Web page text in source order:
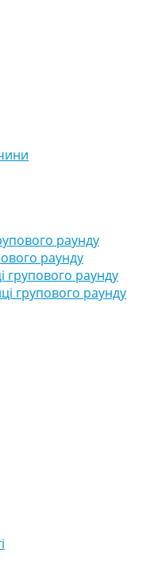
раунду
раунду
групового раунду
групового раунду